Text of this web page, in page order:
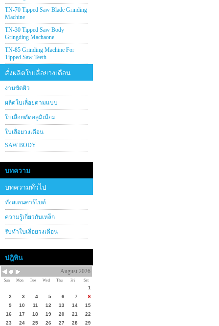
TN-70 Tipped Saw Blade Grinding
Machine
TN-30 Tipped Saw Body
Gringding Machaone
TN-85 Grinding Machine For
Tipped Saw Teeth
สั่งผลิตใบเลื่อยวงเดือน
งานขัดผิว
ผลิตใบเลื่อยตามแบบ
ใบเลื่อยตัดอลูมิเนียม
ใบเลื่อยวงเดือน
SAW BODY
บทความ
บทความทั่วไป
ทังสเตนคาร์ไบด์
ความรู้เกี่ยวกับเหล็ก
รับทำใบเลื่อยวงเดือน
ปฎิทิน
August 2026
Sun Mon Tue Wed Thu Fri Sat
1
2
3 4 5 6 7
8
9
10 11 12 13 14
15
16
17 18 19 20 21
22
23
24 25 26 27 28
29